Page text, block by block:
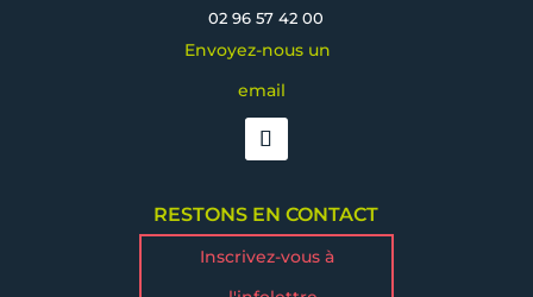
02 96 57 42 00
Envoyez-nous un
email
RESTONS EN CONTACT
Inscrivez-vous à